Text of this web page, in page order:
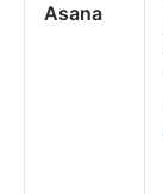
Asana